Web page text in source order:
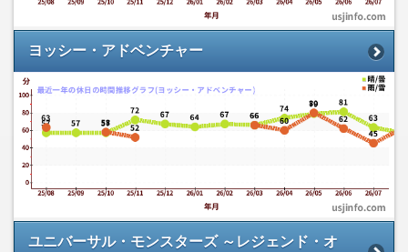
ヨッシー・アドベンチャー
ユニバーサル・モンスターズ ～レジェンド・オ